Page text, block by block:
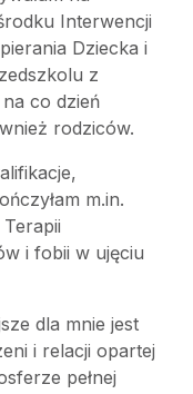
Interwencji
Dziecka i
z
co dzień
rodziców.
m.in.
i fobii w ujęciu
dla mnie jest
i relacji opartej
pełnej